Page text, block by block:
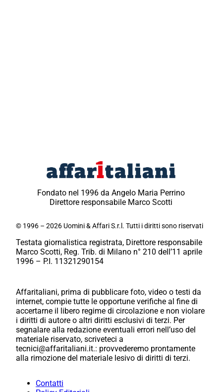
Fondato nel 1996 da Angelo Maria Perrino
Direttore responsabile Marco Scotti
© 1996 – 2026 Uomini & Affari S.r.l. Tutti i diritti sono riservati
Testata giornalistica registrata, Direttore responsabile
Marco Scotti, Reg. Trib. di Milano n° 210 dell’11 aprile
1996 – P.I. 11321290154
Affaritaliani, prima di pubblicare foto, video o testi da
internet, compie tutte le opportune verifiche al fine di
accertarne il libero regime di circolazione e non violare
i diritti di autore o altri diritti esclusivi di terzi. Per
segnalare alla redazione eventuali errori nell’uso del
materiale riservato, scriveteci a
tecnici@affaritaliani.it.: provvederemo prontamente
alla rimozione del materiale lesivo di diritti di terzi.
Contatti